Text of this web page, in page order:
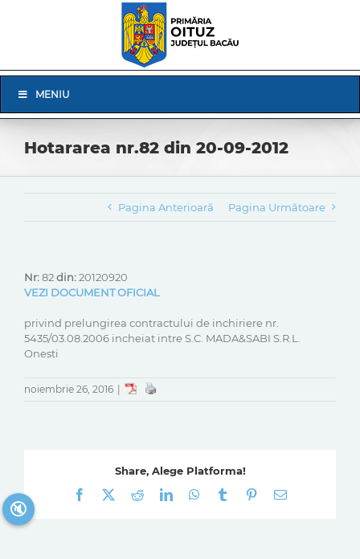
Navigation
MENIU
Hotararea nr.82 din 20-09-2012
Pagina Anterioară Pagina Următoare
Nr:82din:20120920
VEZI DOCUMENT OFICIAL
privind prelungirea contractului de inchiriere nr.
5435/03.08.2006 incheiat intre S.C. MADA&SABI S.R.L.
Onesti
noiembrie 26, 2016
Share, Alege Platforma!
Facebook
RedditLinkedInWhatsApp
Tumblr Pinterest
E-
🔇